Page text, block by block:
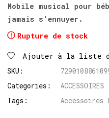
Mobile musical pour
jamais s’ennuyer.
Rupture de stock
Ajouter à la liste
SKU:
Categories:
ACCESSOIRES
Tags: